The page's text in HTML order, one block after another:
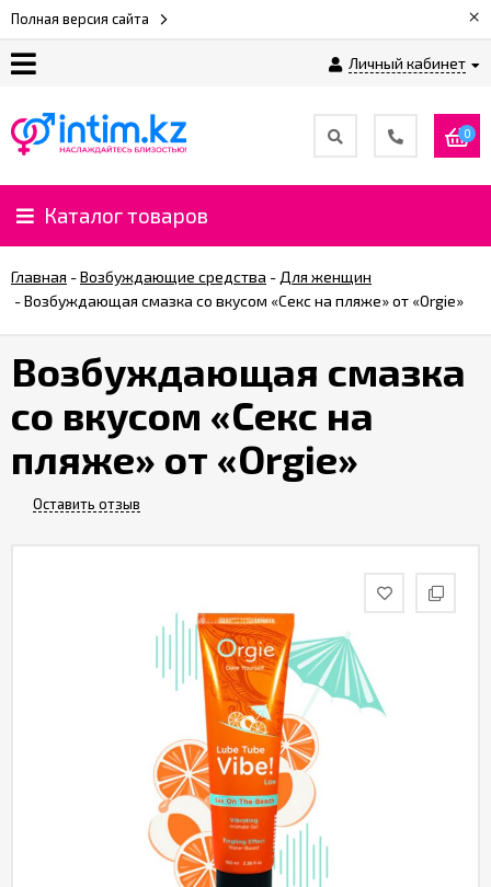
Полная версия сайта ×
Личный кабинет
нас
Доставка
и
⚡
%
CashBack
%
Партнерам
0
Каталог товаров
Главная -Возбуждающие средства - Для женщин
-Возбуждающая смазка со вкусом «Секс на пляже» от «Orgie»
Возбуждающая смазка
со вкусом «Секс на
пляже» от «Orgie»
Оставить отзыв